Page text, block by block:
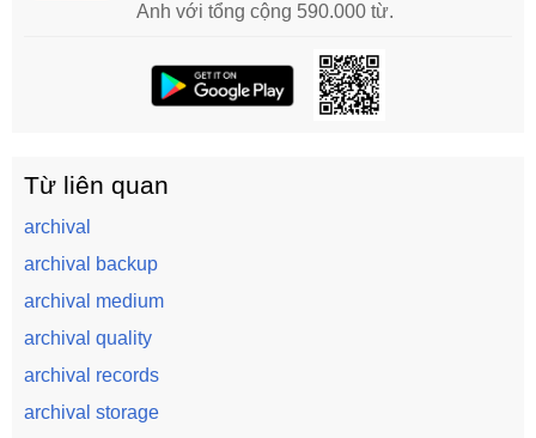
Anh với tổng cộng 590.000 từ.
Từ liên quan
archival
archival backup
archival medium
archival quality
archival records
archival storage